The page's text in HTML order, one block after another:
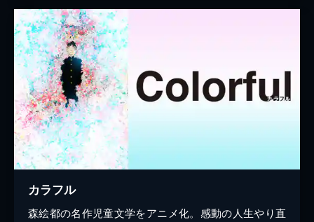
カラフル
森絵都の名作児童文学をアニメ化。感動の人生やり直